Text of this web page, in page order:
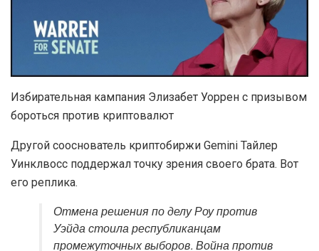
Избирательная кампания Элизабет Уоррен с призывом
бороться против криптовалют
Другой сооснователь криптобиржи Gemini Тайлер
Уинклвосс поддержал точку зрения своего брата. Вот
его реплика.
Отмена решения по делу Роу против
Уэйда стоила республиканцам
промежуточных выборов. Война против